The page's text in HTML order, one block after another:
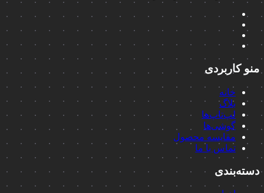
منو کاربردی
خانه
بلاگ
لپ‌تاپ‌ها
گوشی‌ها
مقایسه محصول
تماس با ما
دسته‌بندی